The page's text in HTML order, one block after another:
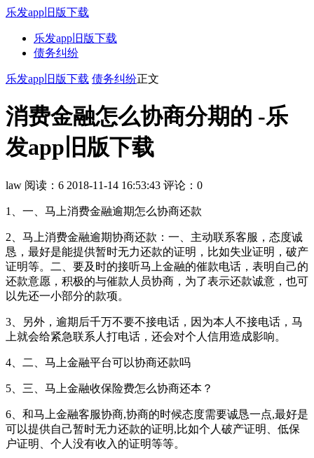
乐发app旧版下载
乐发app旧版下载
债务纠纷
乐发app旧版下载 债务纠纷正文
消费金融怎么协商分期的 -乐
发app旧版下载
law 阅读：6 2018-11-14 16:53:43 评论：0
1、一、马上消费金融逾期怎么协商还款
2、马上消费金融逾期协商还款：一、主动联系客服，态度诚
恳，最好是能提供暂时无力还款的证明，比如失业证明，破产
证明等。二、要及时的接听马上金融的催款电话，表明自己的
还款意愿，积极的与催款人员协商，为了表示还款诚意，也可
以先还一小部分的款项。
3、另外，逾期后千万不要不接电话，因为本人不接电话，马
上就会给紧急联系人打电话，还会对个人信用造成影响。
4、二、马上金融平台可以协商还款吗
5、三、马上金融收保险费怎么协商还本？
6、和马上金融客服协商,协商的时候态度需要诚恳一点,最好是
可以提供自己暂时无力还款的证明,比如个人破产证明、低保
户证明、个人没有收入的证明等等。